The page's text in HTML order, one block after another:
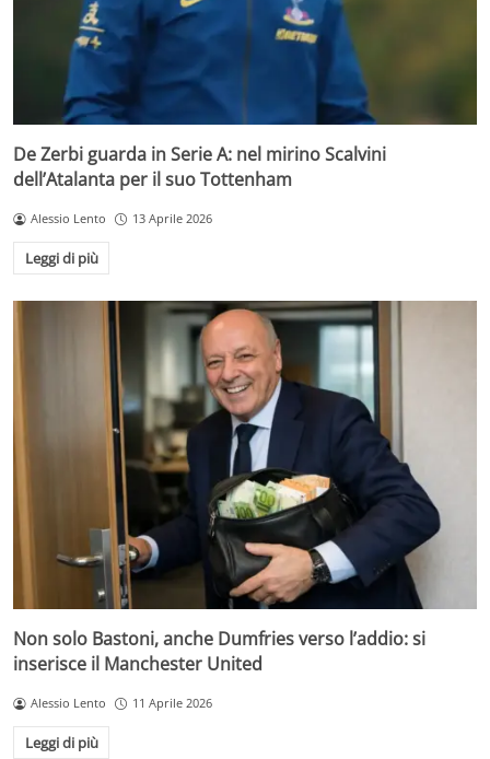
De Zerbi guarda in Serie A: nel mirino Scalvini
dell’Atalanta per il suo Tottenham
Alessio Lento 13 Aprile 2026
Leggi di più
Non solo Bastoni, anche Dumfries verso l’addio: si
inserisce il Manchester United
Alessio Lento 11 Aprile 2026
Leggi di più